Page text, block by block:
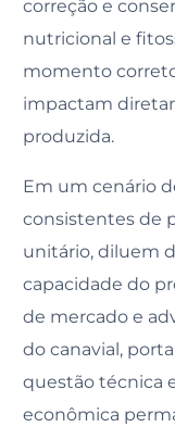
correção e
nutricional e
momento
impactam
produzida.
Em um cenário
consistentes de
unitário, diluem
capacidade do
de mercado e
do canavial,
questão técnica
econômica